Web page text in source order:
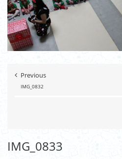
Previous
IMG_0832
IMG_0833